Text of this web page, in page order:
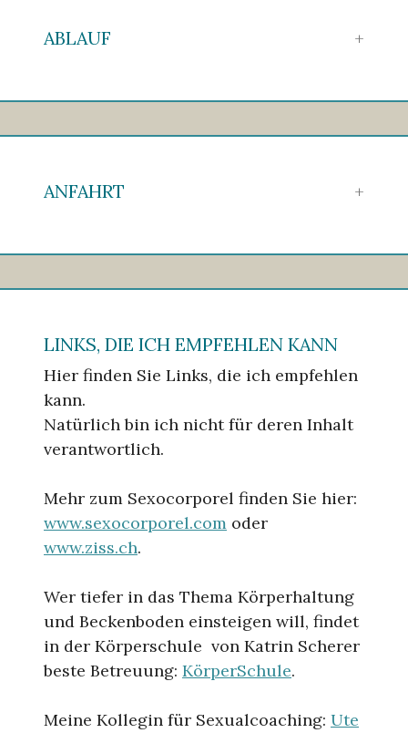
ABLAUF
ANFAHRT
LINKS, DIE ICH EMPFEHLEN KANN
Hier finden Sie Links, die ich empfehlen
kann.
Natürlich bin ich nicht für deren Inhalt
verantwortlich.
Mehr zum Sexocorporel finden Sie hier:
www.sexocorporel.com oder
www.ziss.ch.
Wer tiefer in das Thema Körperhaltung
und Beckenboden einsteigen will, findet
in der Körperschule von Katrin Scherer
beste Betreuung: KörperSchule.
Meine Kollegin für Sexualcoaching: Ute